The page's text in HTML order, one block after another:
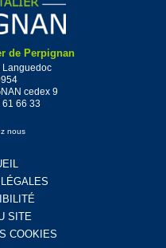
de Perpignan
Languedoc
cedex 9
61 66 33
nous
SITE
COOKIES